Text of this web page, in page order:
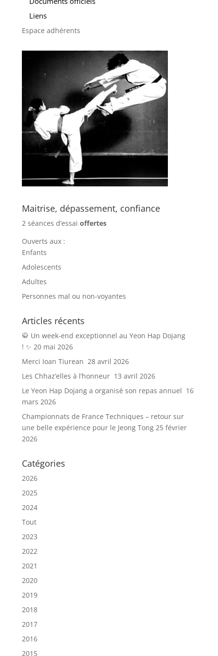
Liens
Espace adhérents
Maitrise, dépassement, confiance
2 séances d’essai offertes
Ouverts aux :
Enfants
Adolescents
Adultes
Personnes mal ou non-voyantes
Articles récents
🥋 Un week-end exceptionnel au Yeon Hap Dojang
! ✨ 20 mai 2026
Merci Ioan Tiurean 28 avril 2026
Les Chhaz’elles à l’honneur 13 avril 2026
Le Yeon Hap Dojang a organisé son repas annuel 16
mars 2026
Championnats de France Techniques – retour sur
une belle expérience pour le Jeong Tong 25 février
2026
Catégories
2026
2025
2024
Tout
2023
2022
2021
2020
2019
2018
2017
2016
2015